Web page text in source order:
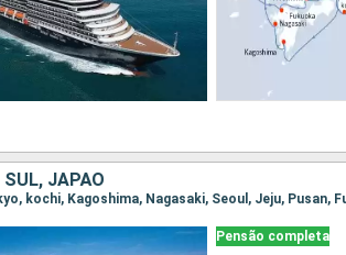
SUL, JAPÃO
kochi, Kagoshima, Nagasaki, Seoul, Jeju, Pusan,
Pensão completa